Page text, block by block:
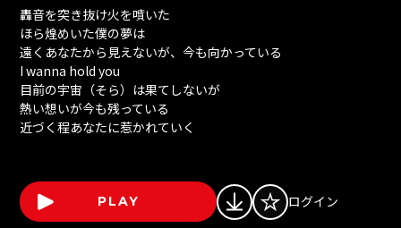
轟音を突き抜け火を噴いた
ほら煌めいた僕の夢は
遠くあなたから見えないが、今も向かっている
I wanna hold you
目前の宇宙（そら）は果てしないが
熱い想いが今も残っている
近づく程あなたに惹かれていく
PLAY ログイン